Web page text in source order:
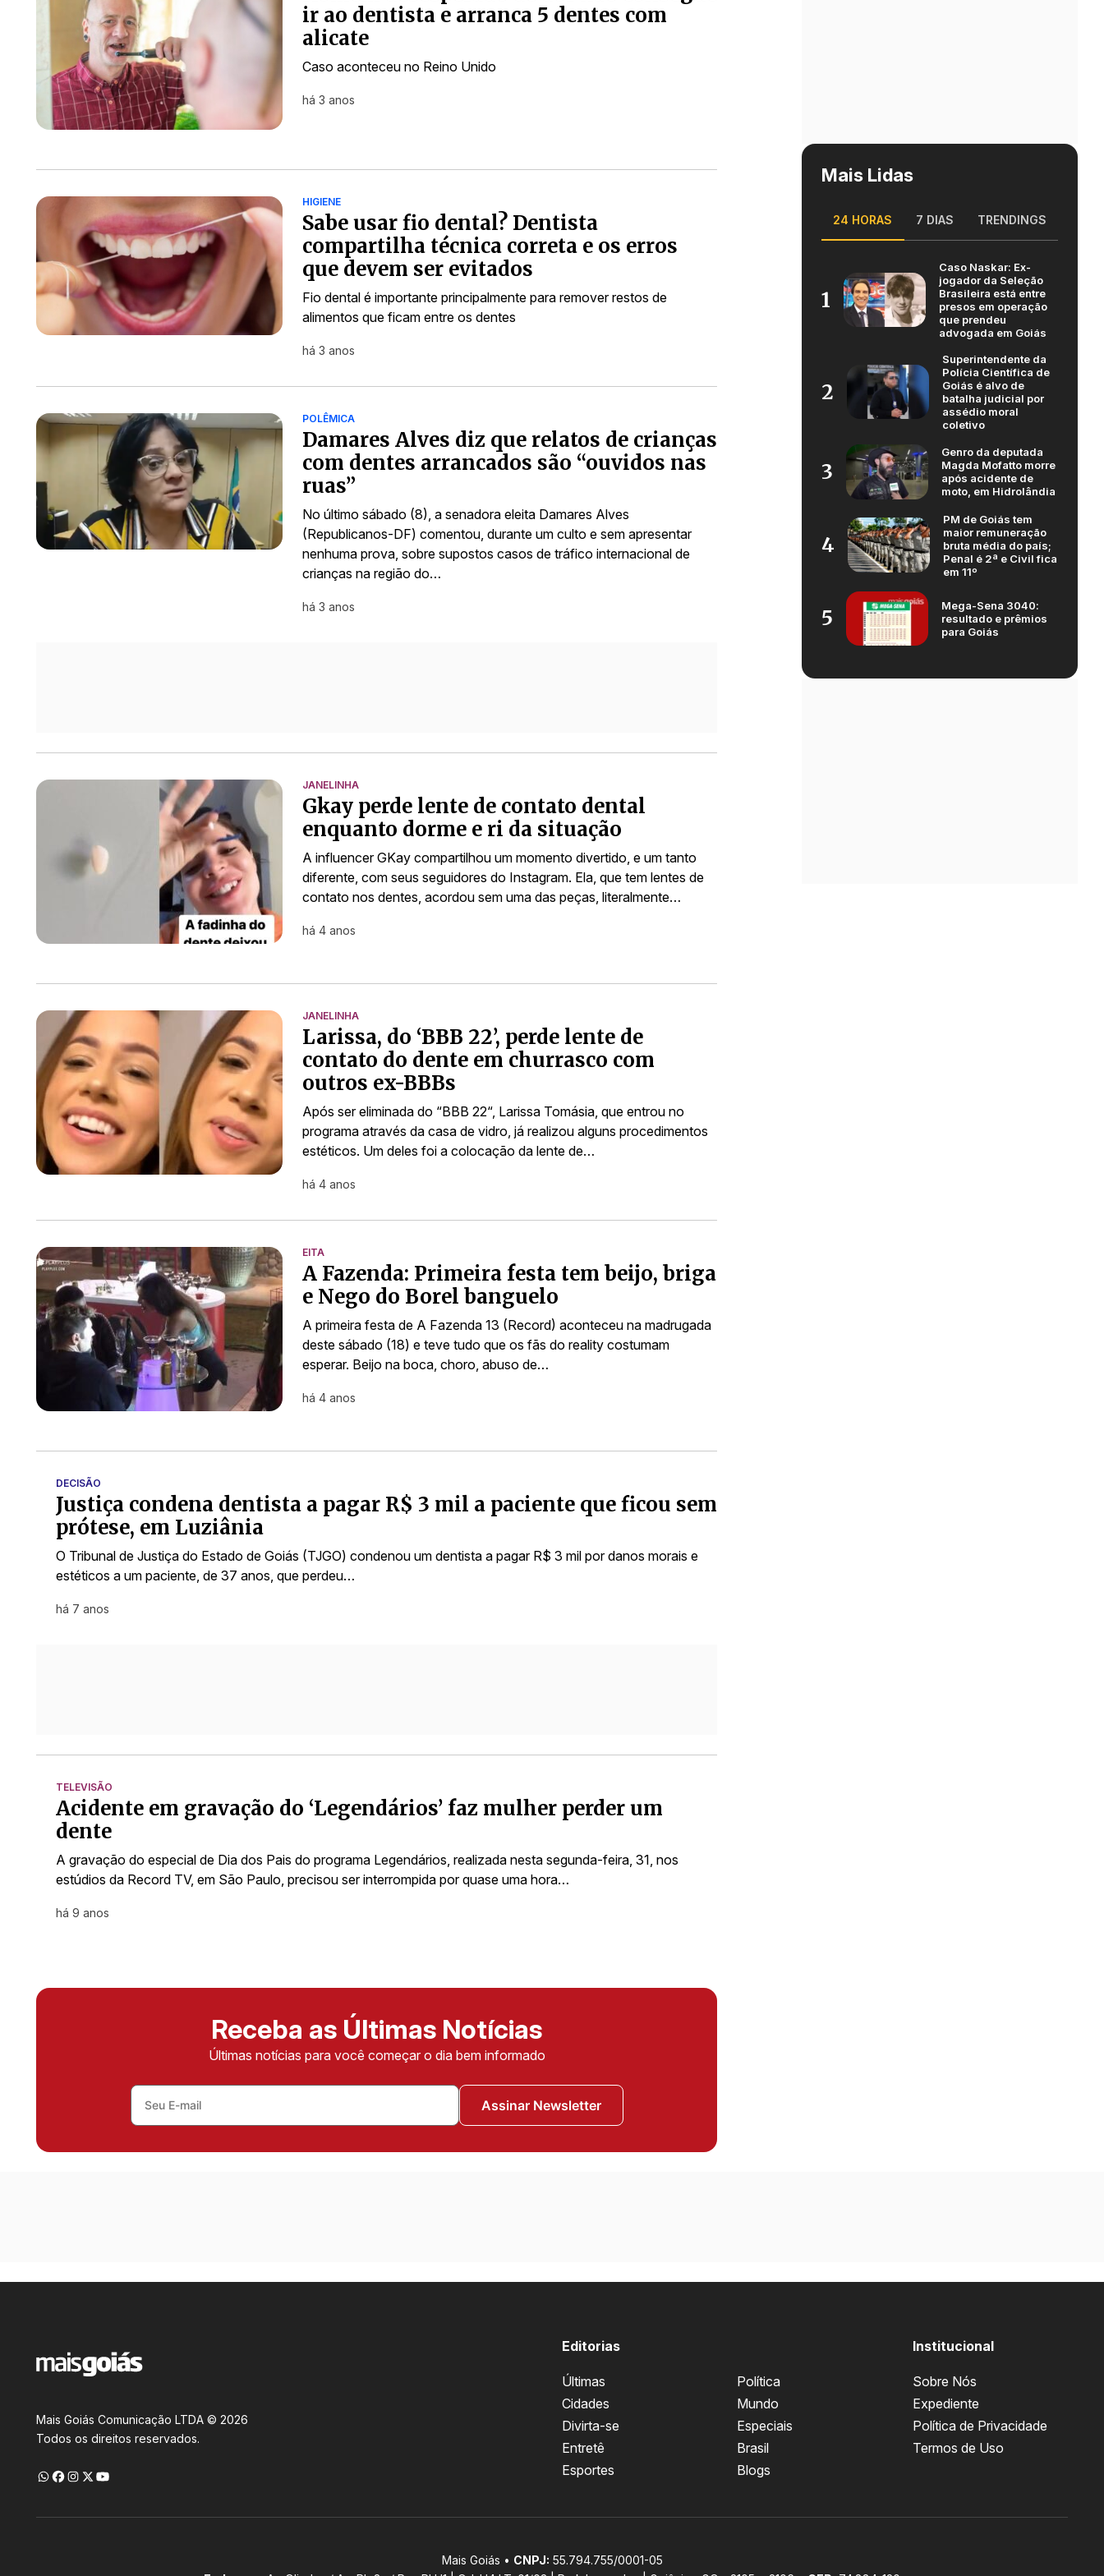
ir ao dentista e arranca 5 dentes com
alicate
Caso aconteceu no Reino Unido
há 3 anos
HIGIENE
Sabe usar fio dental? Dentista
compartilha técnica correta e os erros
que devem ser evitados
Fio dental é importante principalmente para remover restos de
alimentos que ficam entre os dentes
há 3 anos
POLÊMICA
Damares Alves diz que relatos de crianças
com dentes arrancados são “ouvidos nas
ruas”
No último sábado (8), a senadora eleita Damares Alves
(Republicanos-DF) comentou, durante um culto e sem apresentar
nenhuma prova, sobre supostos casos de tráfico internacional de
crianças na região do…
há 3 anos
JANELINHA
Gkay perde lente de contato dental
enquanto dorme e ri da situação
A influencer GKay compartilhou um momento divertido, e um tanto
diferente, com seus seguidores do Instagram. Ela, que tem lentes de
contato nos dentes, acordou sem uma das peças, literalmente…
há 4 anos
JANELINHA
Larissa, do ‘BBB 22’, perde lente de
contato do dente em churrasco com
outros ex-BBBs
Após ser eliminada do “BBB 22“, Larissa Tomásia, que entrou no
programa através da casa de vidro, já realizou alguns procedimentos
estéticos. Um deles foi a colocação da lente de…
há 4 anos
EITA
A Fazenda: Primeira festa tem beijo, briga
e Nego do Borel banguelo
A primeira festa de A Fazenda 13 (Record) aconteceu na madrugada
deste sábado (18) e teve tudo que os fãs do reality costumam
esperar. Beijo na boca, choro, abuso de…
há 4 anos
DECISÃO
Justiça condena dentista a pagar R$ 3 mil a paciente que ficou sem
prótese, em Luziânia
O Tribunal de Justiça do Estado de Goiás (TJGO) condenou um dentista a pagar R$ 3 mil por danos morais e
estéticos a um paciente, de 37 anos, que perdeu…
há 7 anos
TELEVISÃO
Acidente em gravação do ‘Legendários’ faz mulher perder um
dente
A gravação do especial de Dia dos Pais do programa Legendários, realizada nesta segunda-feira, 31, nos
estúdios da Record TV, em São Paulo, precisou ser interrompida por quase uma hora…
há 9 anos
Receba as Últimas Notícias
Últimas notícias para você começar o dia bem informado
Assinar Newsletter
Mais Lidas
24 HORAS 7 DIAS TRENDINGS
1
Caso Naskar: Ex-
jogador da Seleção
Brasileira está entre
presos em operação
que prendeu
advogada em Goiás
2
Superintendente da
Polícia Científica de
Goiás é alvo de
batalha judicial por
assédio moral
coletivo
3
Genro da deputada
Magda Mofatto morre
após acidente de
moto, em Hidrolândia
4
PM de Goiás tem
maior remuneração
bruta média do país;
Penal é 2ª e Civil fica
em 11º
5
Mega-Sena 3040:
resultado e prêmios
para Goiás
Mais Goiás Comunicação LTDA © 2026
Todos os direitos reservados.
Editorias
Últimas
Cidades
Divirta-se
Entretê
Esportes
Política
Mundo
Especiais
Brasil
Blogs
Institucional
Sobre Nós
Expediente
Política de Privacidade
Termos de Uso
Mais Goiás • CNPJ: 55.794.755/0001-05